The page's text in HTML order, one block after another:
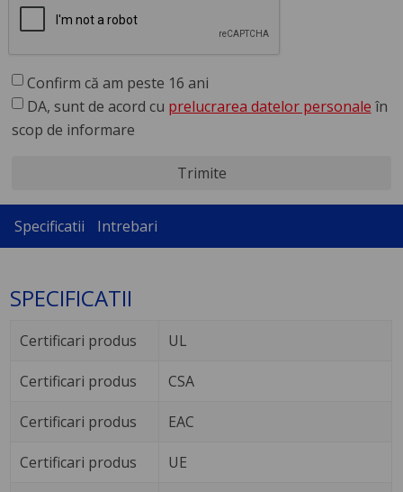
Confirm că am peste 16 ani
DA, sunt de acord cu prelucrarea datelor personale în
scop de informare
Trimite
Specificatii Intrebari
SPECIFICATII
Certificari produs UL
Certificari produs CSA
Certificari produs EAC
Certificari produs UE